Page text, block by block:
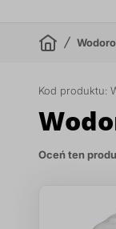
Kod produktu:
Oceń ten